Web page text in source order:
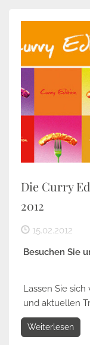
Die Curry
2012
15.02.2012
Besuchen Sie
Lassen Sie
und aktuellen
Weiterlesen